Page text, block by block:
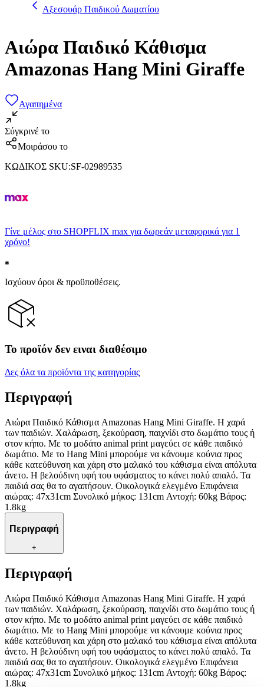
Αξεσουάρ Παιδικού Δωματίου
Αιώρα Παιδικό Κάθισμα
Amazonas Hang Mini Giraffe
Αγαπημένα
Σύγκρινέ το
Μοιράσου το
ΚΩΔΙΚΟΣ SKU:SF-02989535
Γίνε μέλος στο SHOPFLIX max για δωρεάν μεταφορικά για 1
χρόνο!
Ισχύουν όροι & προϋποθέσεις.
Το προϊόν δεν ειναι διαθέσιμο
Δες όλα τα προϊόντα της κατηγορίας
Περιγραφή
Αιώρα Παιδικό Κάθισμα Amazonas Hang Mini Giraffe. Η χαρά
των παιδιών. Χαλάρωση, ξεκούραση, παιχνίδι στο δωμάτιο τους ή
στον κήπο. Με το μοδάτο animal print μαγεύει σε κάθε παιδικό
δωμάτιο. Με το Hang Mini μπορούμε να κάνουμε κούνια προς
κάθε κατεύθυνση και χάρη στο μαλακό του κάθισμα είναι απόλυτα
άνετο. Η βελούδινη υφή του υφάσματος το κάνει πολύ απαλό. Τα
παιδιά σας θα το αγαπήσουν. Οικολογικά ελεγμένο Επιφάνεια
αιώρας: 47x31cm Συνολικό μήκος: 131cm Αντοχή: 60kg Βάρος:
1.8kg
Περιγραφή
+
Περιγραφή
Αιώρα Παιδικό Κάθισμα Amazonas Hang Mini Giraffe. Η χαρά
των παιδιών. Χαλάρωση, ξεκούραση, παιχνίδι στο δωμάτιο τους ή
στον κήπο. Με το μοδάτο animal print μαγεύει σε κάθε παιδικό
δωμάτιο. Με το Hang Mini μπορούμε να κάνουμε κούνια προς
κάθε κατεύθυνση και χάρη στο μαλακό του κάθισμα είναι απόλυτα
άνετο. Η βελούδινη υφή του υφάσματος το κάνει πολύ απαλό. Τα
παιδιά σας θα το αγαπήσουν. Οικολογικά ελεγμένο Επιφάνεια
αιώρας: 47x31cm Συνολικό μήκος: 131cm Αντοχή: 60kg Βάρος:
1.8kg